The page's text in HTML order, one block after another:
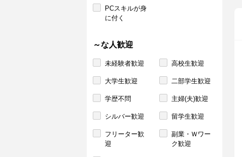
PCスキルが身
に付く
～な人歓迎
未経験者歓迎 高校生歓迎
大学生歓迎 二部学生歓迎
学歴不問 主婦(夫)歓迎
シルバー歓迎 留学生歓迎
フリーター歓
迎
副業・Ｗワー
ク歓迎